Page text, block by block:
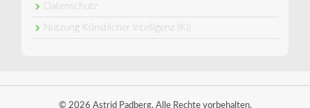
Datenschutz
Nutzung Künstlicher Intelligenz (KI)
© 2026 Astrid Padberg. Alle Rechte vorbehalten.